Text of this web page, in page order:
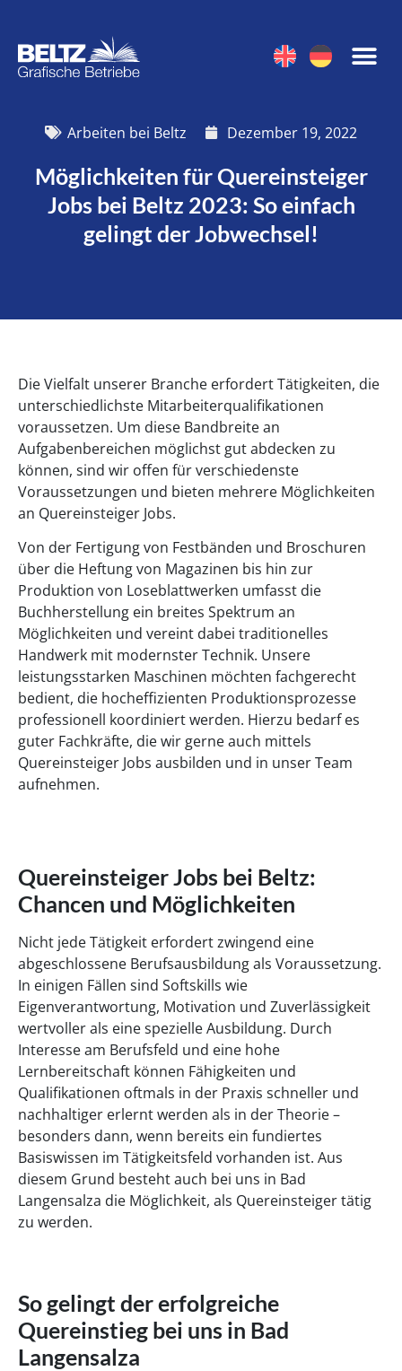
Arbeiten bei Beltz Dezember 19, 2022
Möglichkeiten für Quereinsteiger
Jobs bei Beltz 2023: So einfach
gelingt der Jobwechsel!
Die Vielfalt unserer Branche erfordert Tätigkeiten, die
unterschiedlichste Mitarbeiterqualifikationen
voraussetzen. Um diese Bandbreite an
Aufgabenbereichen möglichst gut abdecken zu
können, sind wir offen für verschiedenste
Voraussetzungen und bieten mehrere Möglichkeiten
an Quereinsteiger Jobs.
Von der Fertigung von Festbänden und Broschuren
über die Heftung von Magazinen bis hin zur
Produktion von Loseblattwerken umfasst die
Buchherstellung ein breites Spektrum an
Möglichkeiten und vereint dabei traditionelles
Handwerk mit modernster Technik. Unsere
leistungsstarken Maschinen möchten fachgerecht
bedient, die hocheffizienten Produktionsprozesse
professionell koordiniert werden. Hierzu bedarf es
guter Fachkräfte, die wir gerne auch mittels
Quereinsteiger Jobs ausbilden und in unser Team
aufnehmen.
Quereinsteiger Jobs bei Beltz:
Chancen und Möglichkeiten
Nicht jede Tätigkeit erfordert zwingend eine
abgeschlossene Berufsausbildung als Voraussetzung.
In einigen Fällen sind Softskills wie
Eigenverantwortung, Motivation und Zuverlässigkeit
wertvoller als eine spezielle Ausbildung. Durch
Interesse am Berufsfeld und eine hohe
Lernbereitschaft können Fähigkeiten und
Qualifikationen oftmals in der Praxis schneller und
nachhaltiger erlernt werden als in der Theorie –
besonders dann, wenn bereits ein fundiertes
Basiswissen im Tätigkeitsfeld vorhanden ist. Aus
diesem Grund besteht auch bei uns in Bad
Langensalza die Möglichkeit, als Quereinsteiger tätig
zu werden.
So gelingt der erfolgreiche
Quereinstieg bei uns in Bad
Langensalza